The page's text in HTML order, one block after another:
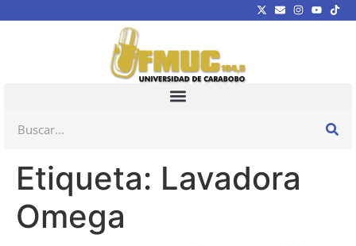
Etiqueta: Lavadora
Omega